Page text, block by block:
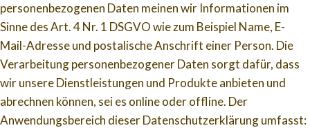
personenbezogenen Daten meinen wir Informationen im
Sinne des Art. 4 Nr. 1 DSGVO wie zum Beispiel Name, E-
Mail-Adresse und postalische Anschrift einer Person. Die
Verarbeitung personenbezogener Daten sorgt dafür, dass
wir unsere Dienstleistungen und Produkte anbieten und
abrechnen können, sei es online oder offline. Der
Anwendungsbereich dieser Datenschutzerklärung umfasst: